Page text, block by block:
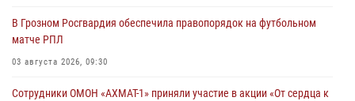
В Грозном Росгвардия обеспечила правопорядок на футбольном
матче РПЛ
03 августа 2026, 09:30
Сотрудники ОМОН «АХМАТ-1» приняли участие в акции «От сердца к